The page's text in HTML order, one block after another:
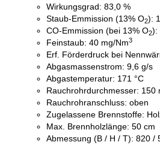
Wirkungsgrad: 83,0 %
Staub-Emmission (13% O2):
CO-Emmission (bei 13% O2):
Feinstaub: 40 mg/Nm3
Erf. Förderdruck bei
Abgasmassenstrom: 9,6 g/s
Abgastemperatur: 171 °C
Rauchrohrdurchmesser: 150
Rauchrohranschluss: oben
Zugelassene Brennstoffe:
Max. Brennholzlänge: 50 cm
Abmessung (B / H / T): 820 /